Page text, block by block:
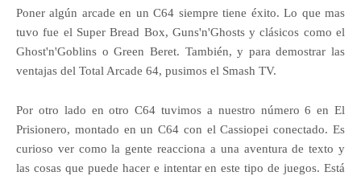
Poner algún arcade en un C64 siempre tiene éxito. Lo que mas
tuvo fue el Super Bread Box, Guns'n'Ghosts y clásicos como el
Ghost'n'Goblins o Green Beret. También, y para demostrar las
ventajas del Total Arcade 64, pusimos el Smash TV.
Por otro lado en otro C64 tuvimos a nuestro número 6 en El
Prisionero, montado en un C64 con el Cassiopei conectado. Es
curioso ver como la gente reacciona a una aventura de texto y
las cosas que puede hacer e intentar en este tipo de juegos. Está